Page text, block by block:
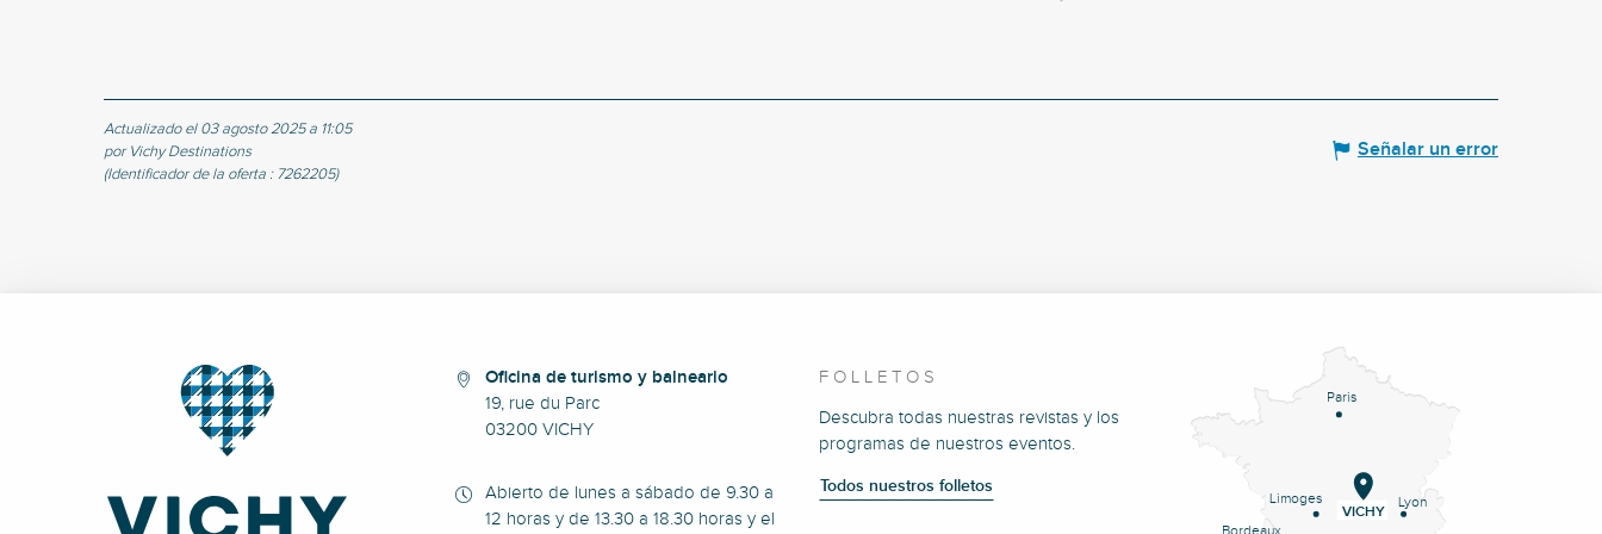
Actualizado el 03 agosto 2025 a 11:05
por Vichy Destinations
(Identificador de la oferta : 7262205)
Señalar un error
Oficina de turismo y balneario
19, rue du Parc
03200 VICHY
Abierto de lunes a sábado de 9.30 a
12 horas y de 13.30 a 18.30 horas y el
FOLLETOS
Descubra todas nuestras revistas y los
programas de nuestros eventos.
Todos nuestros folletos
Paris
Lyon
Limoges
Bordeaux
VICHY